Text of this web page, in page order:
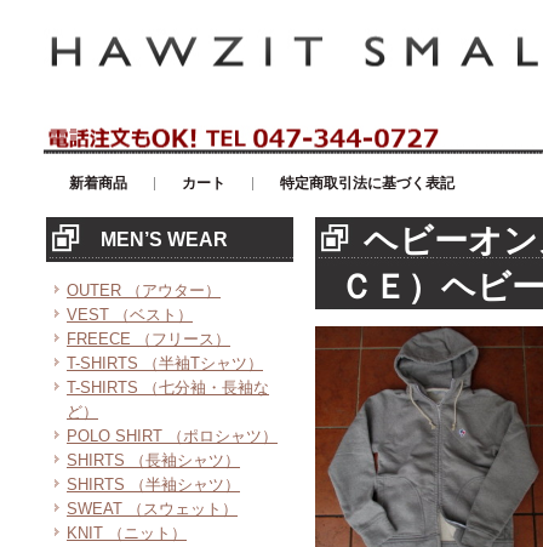
新着商品 カート 特定商取引法に基づく表記
MEN’S WEAR
OUTER （アウター）
VEST （ベスト）
FREECE （フリース）
T-SHIRTS （半袖Tシャツ）
T-SHIRTS （七分袖・長袖な
ど）
POLO SHIRT （ポロシャツ）
SHIRTS （長袖シャツ）
SHIRTS （半袖シャツ）
SWEAT （スウェット）
KNIT （ニット）
ヘビーオ
ＣＥ）ヘビ